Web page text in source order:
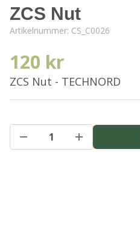
ZCS Nut
Artikelnummer: CS_C0026
120 kr
ZCS Nut - TECHNORD